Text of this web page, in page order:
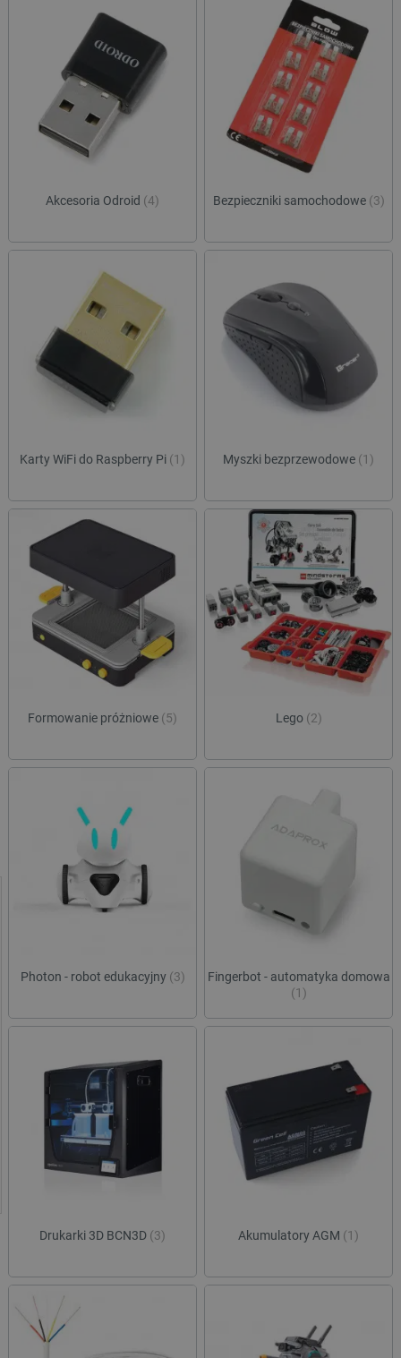
Akcesoria Odroid (4) Bezpieczniki samochodowe (3)
Karty WiFi do Raspberry Pi (1) Myszki bezprzewodowe (1)
Formowanie próżniowe (5) Lego (2)
Photon - robot edukacyjny (3)
Fingerbot - automatyka domowa
(1)
Drukarki 3D BCN3D (3) Akumulatory AGM (1)